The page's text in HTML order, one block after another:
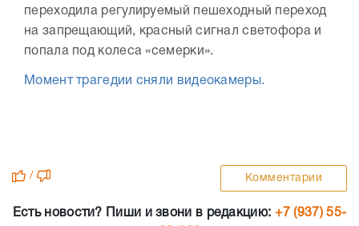
переходила регулируемый пешеходный переход
на запрещающий, красный сигнал светофора и
попала под колеса «семерки».
Момент трагедии сняли видеокамеры.
/ Комментарии
Есть новости? Пиши и звони в редакцию: +7 (937) 55-